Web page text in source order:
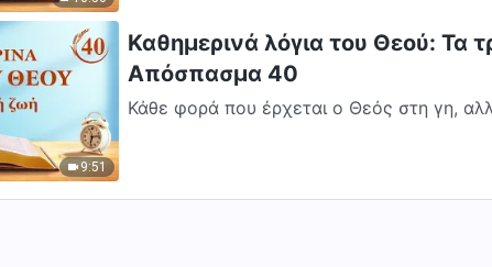
9:51
Καθημερινά λόγια του Θεού: Τα
Απόσπασμα 40
Κάθε φορά που έρχεται ο Θεός στη γη,